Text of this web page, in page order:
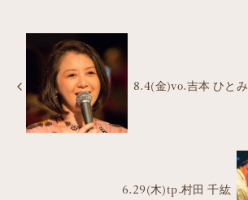
8.4(金)vo.吉本 ひとみ
6.29(木)tp.村田 千紘